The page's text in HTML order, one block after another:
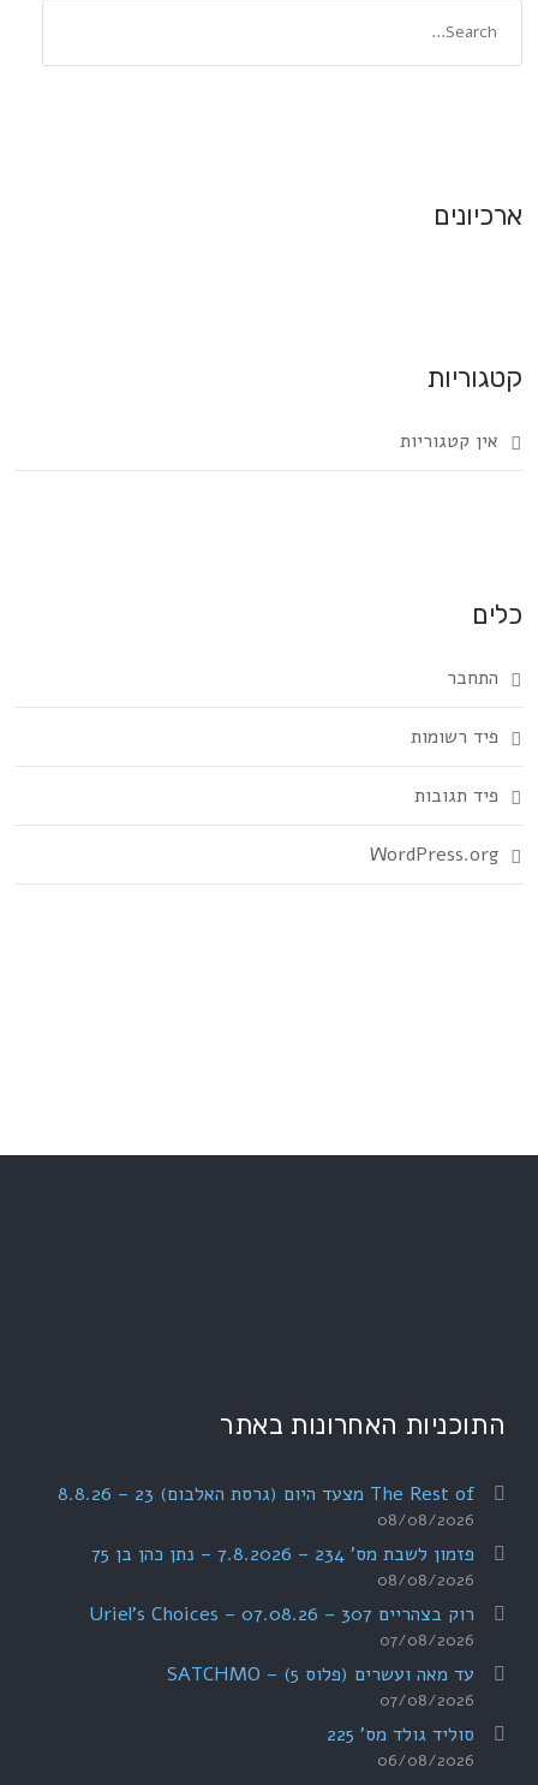
ארכיונים
קטגוריות
אין קטגוריות
כלים
התחבר
פיד רשומות
פיד תגובות
WordPress.org
התוכניות האחרונות באתר
The Rest of מצעד היום (גרסת האלבום) 23 – 8.8.26
08/08/2026
פזמון לשבת מס' 234 – 7.8.2026 – נתן כהן בן 75
08/08/2026
רוק בצהריים 307 – 07.08.26 – Uriel's Choices
07/08/2026
עד מאה ועשרים (פלוס 5) – SATCHMO
07/08/2026
סוליד גולד מס' 225
06/08/2026